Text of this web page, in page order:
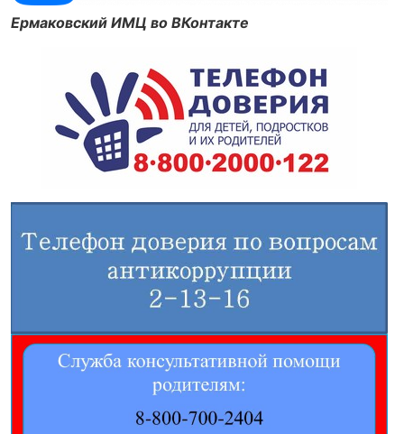
Ермаковский ИМЦ во ВКонтакте